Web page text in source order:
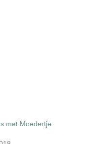
met Moedertje